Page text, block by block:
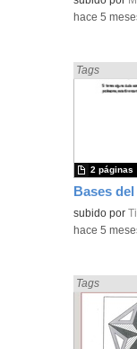
-hace 5
Encontrado
Tags
Contenido
subido por
2 páginas
-hace 5
Encontrado
Tags